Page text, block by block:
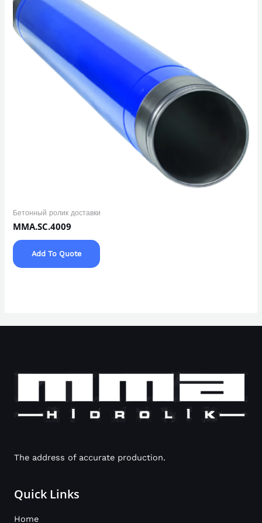
Бетонный ролик доставки
MMA.SC.4009
Add To Quote
The address of accurate production.
Quick Links
Home